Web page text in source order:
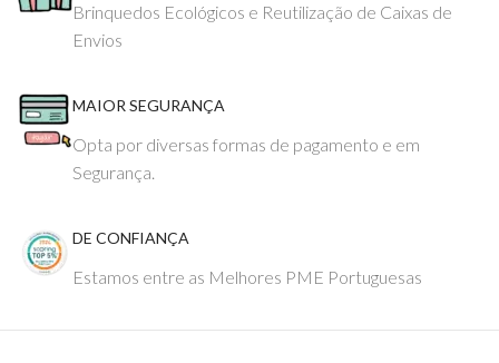
Brinquedos Ecológicos e Reutilização de Caixas de
Envios
MAIOR SEGURANÇA
Opta por diversas formas de pagamento e em
Segurança.
DE CONFIANÇA
Estamos entre as Melhores PME Portuguesas